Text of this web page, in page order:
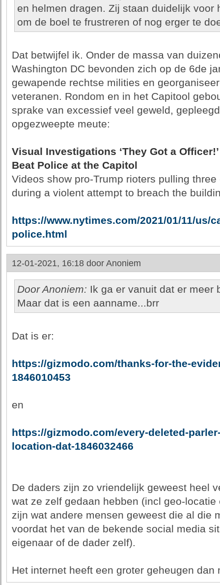
en helmen dragen. Zij staan duidelijk voor
om de boel te frustreren of nog erger te
Dat betwijfel ik. Onder de massa van
Washington DC bevonden zich op de 6de
gewapende rechtse milities en
veteranen. Rondom en in het Capitool
sprake van excessief veel geweld,
opgezweepte meute:
Visual Investigations ‘They Got a
Beat Police at the Capitol
Videos show pro-Trump rioters pulling
during a violent attempt to breach the
https://www.nytimes.com/2021/01/11/us/
police.html
12-01-2021, 16:18 door Anoniem
Door Anoniem: Ik ga er vanuit dat er meer
Maar dat is een aanname...brr
Dat is er:
https://gizmodo.com/thanks-for-the-
1846010453
en
https://gizmodo.com/every-deleted-
location-dat-1846032466
De daders zijn zo vriendelijk geweest heel
wat ze zelf gedaan hebben (incl geo-
zijn wat andere mensen geweest die al die
voordat het van de bekende social media
eigenaar of de dader zelf).
Het internet heeft een groter geheugen dan